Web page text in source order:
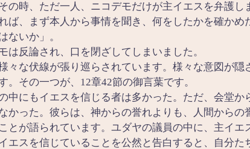
の時、ただ一人、ニコデモだけが主イエスを弁護し
ば、まず本人から事情を聞き、何をしたかを確か
ないか」。
反論され、口を閉ざしてしまいました。
々な伏線が張り巡らされています。様々な意図が隠
。その一つが、12章42節の御言葉です。
中にもイエスを信じる者は多かった。ただ、会堂
かった。彼らは、神からの誉れよりも、人間からの
とが語られています。ユダヤの議員の中に、主イエ
エスを信じていることを公然と告白すると、自分